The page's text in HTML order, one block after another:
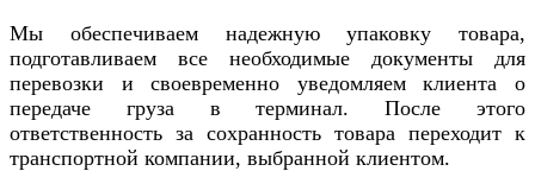
Мы обеспечиваем надежную упаковку товара,
подготавливаем все необходимые документы для
перевозки и своевременно уведомляем клиента о
передаче груза в терминал. После этого
ответственность за сохранность товара переходит к
транспортной компании, выбранной клиентом.